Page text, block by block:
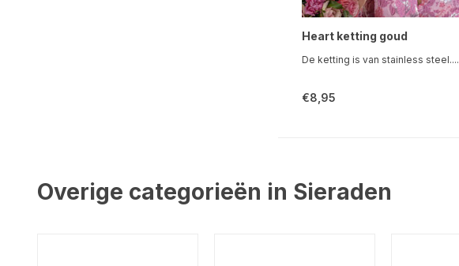
Heart ketting goud
De ketting is van stainless steel....
€8,95
Overige categorieën in Sieraden